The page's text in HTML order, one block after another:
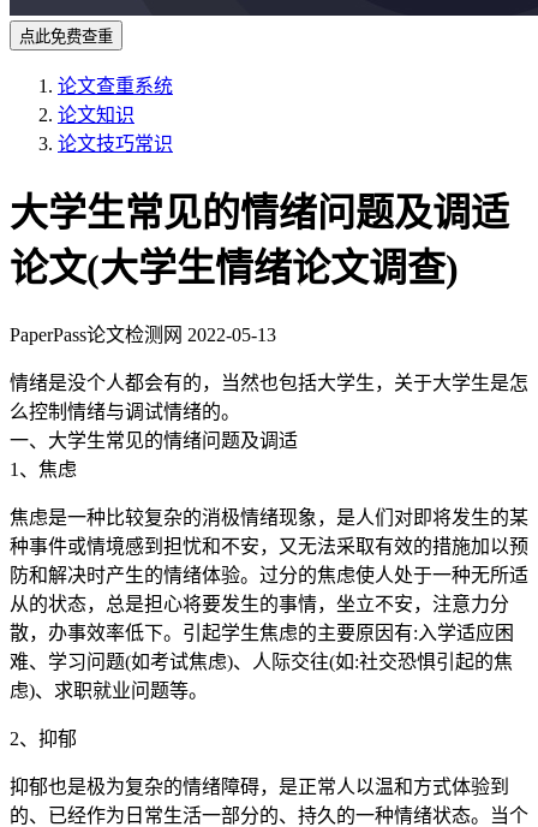
点此免费查重
论文查重系统
论文知识
论文技巧常识
大学生常见的情绪问题及调适
论文(大学生情绪论文调查)
PaperPass论文检测网 2022-05-13
情绪是没个人都会有的，当然也包括大学生，关于大学生是怎
么控制情绪与调试情绪的。
一、大学生常见的情绪问题及调适
1、焦虑
焦虑是一种比较复杂的消极情绪现象，是人们对即将发生的某
种事件或情境感到担忧和不安，又无法采取有效的措施加以预
防和解决时产生的情绪体验。过分的焦虑使人处于一种无所适
从的状态，总是担心将要发生的事情，坐立不安，注意力分
散，办事效率低下。引起学生焦虑的主要原因有:入学适应困
难、学习问题(如考试焦虑)、人际交往(如:社交恐惧引起的焦
虑)、求职就业问题等。
2、抑郁
抑郁也是极为复杂的情绪障碍，是正常人以温和方式体验到
的、已经作为日常生活一部分的、持久的一种情绪状态。当个